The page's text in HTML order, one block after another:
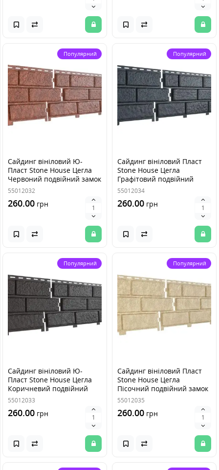
Популярний
Сайдинг вініловий Ю-
Пласт Stone House Цегла
Червоний подвійний замок
55012032
260.00 грн
Популярний
Сайдинг вініловий Пласт
Stone House Цегла
Графітовий подвійний
замок
55012034
260.00 грн
Популярний
Сайдинг вініловий Ю-
Пласт Stone House Цегла
Коричневий подвійний
замок
55012033
260.00 грн
Популярний
Сайдинг вініловий Пласт
Stone House Цегла
Пісочний подвійний замок
55012035
260.00 грн